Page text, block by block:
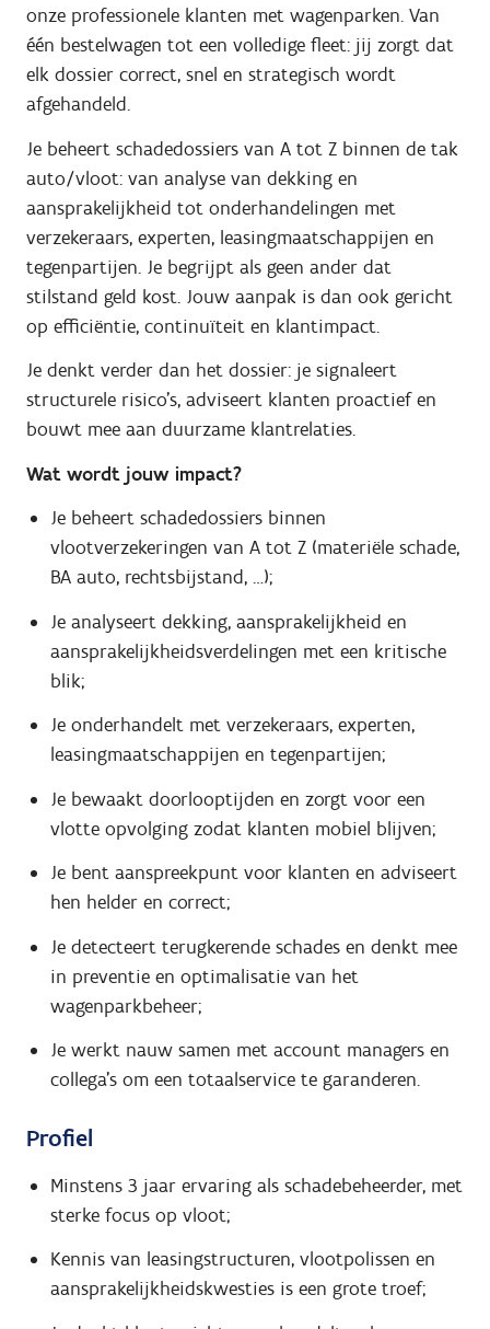
onze professionele klanten met wagenparken. Van
één bestelwagen tot een volledige fleet: jij zorgt dat
elk dossier correct, snel en strategisch wordt
afgehandeld.
Je beheert schadedossiers van A tot Z binnen de tak
auto/vloot: van analyse van dekking en
aansprakelijkheid tot onderhandelingen met
verzekeraars, experten, leasingmaatschappijen en
tegenpartijen. Je begrijpt als geen ander dat
stilstand geld kost. Jouw aanpak is dan ook gericht
op efficiëntie, continuïteit en klantimpact.
Je denkt verder dan het dossier: je signaleert
structurele risico’s, adviseert klanten proactief en
bouwt mee aan duurzame klantrelaties.
Wat wordt jouw impact?
Je beheert schadedossiers binnen
vlootverzekeringen van A tot Z (materiële schade,
BA auto, rechtsbijstand, …);
Je analyseert dekking, aansprakelijkheid en
aansprakelijkheidsverdelingen met een kritische
blik;
Je onderhandelt met verzekeraars, experten,
leasingmaatschappijen en tegenpartijen;
Je bewaakt doorlooptijden en zorgt voor een
vlotte opvolging zodat klanten mobiel blijven;
Je bent aanspreekpunt voor klanten en adviseert
hen helder en correct;
Je detecteert terugkerende schades en denkt mee
in preventie en optimalisatie van het
wagenparkbeheer;
Je werkt nauw samen met account managers en
collega’s om een totaalservice te garanderen.
Profiel
Minstens 3 jaar ervaring als schadebeheerder, met
sterke focus op vloot;
Kennis van leasingstructuren, vlootpolissen en
aansprakelijkheidskwesties is een grote troef;